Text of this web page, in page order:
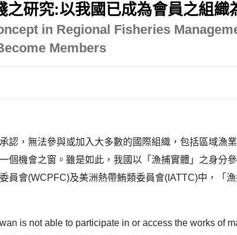
之研究:以我國已成為會員之組織
in Regional Fisheries
Members
，無法參與或加入大多數的國際組織，包括區域漁
個機會之窗。雖是如此，我國以「漁捕實體」之身分
員會(WCPFC)及美洲熱帶鮪類委員會(IATTC)中，「
is not able to participate in or access the works of